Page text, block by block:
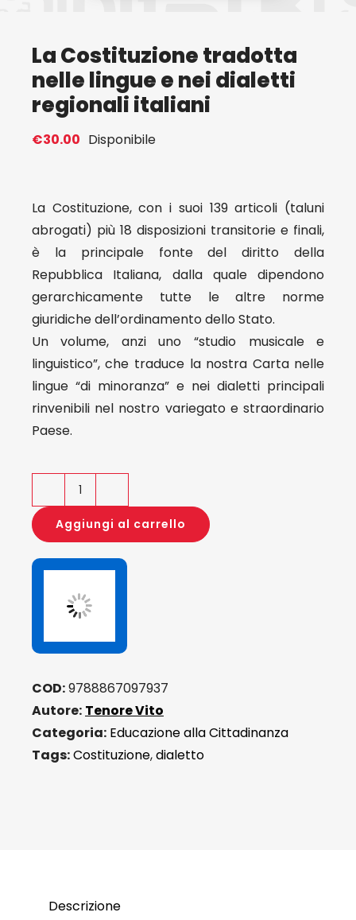
La Costituzione tradotta
nelle lingue e nei dialetti
regionali italiani
€30.00 Disponibile
La Costituzione, con i suoi 139 articoli (taluni
abrogati) più 18 disposizioni transitorie e finali,
è la principale fonte del diritto della
Repubblica Italiana, dalla quale dipendono
gerarchicamente tutte le altre norme
giuridiche dell’ordinamento dello Stato.
Un volume, anzi uno “studio musicale e
linguistico”, che traduce la nostra Carta nelle
lingue “di minoranza” e nei dialetti principali
rinvenibili nel nostro variegato e straordinario
Paese.
La
Costituzione
tradotta
nelle
lingue
e
dialetti
quantità
Aggiungi al carrello
COD:9788867097937
Autore: Tenore Vito
Categoria: Educazione alla Cittadinanza
Tags:Costituzione,dialetto
Descrizione